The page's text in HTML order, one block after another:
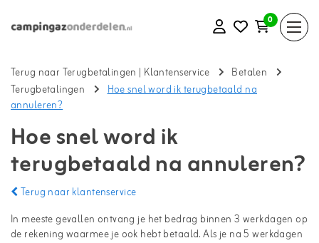
0
Terug naar Terugbetalingen | Klantenservice
Betalen
Terugbetalingen
Hoe snel word ik terugbetaald na
annuleren?
Hoe snel word ik
terugbetaald na annuleren?
Terug naar klantenservice
In meeste gevallen ontvang je het bedrag binnen 3 werkdagen op
de rekening waarmee je ook hebt betaald. Als je na 5 werkdagen